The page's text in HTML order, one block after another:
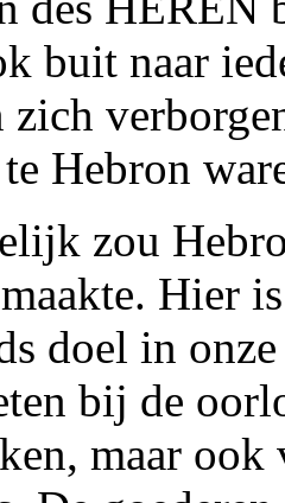
buit naar
zich
Hebron
zou
Hier
doel in
bij de
maar